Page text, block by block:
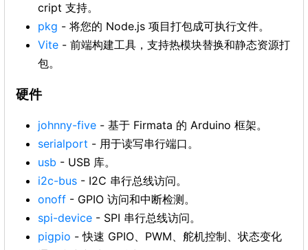
cript 支持。
pkg - 将您的 Node.js 项目打包成可执行文件。
Vite - 前端构建工具，支持热模块替换和静态资源打
包。
硬件
johnny-five - 基于 Firmata 的 Arduino 框架。
serialport - 用于读写串行端口。
usb - USB 库。
i2c-bus - I2C 串行总线访问。
onoff - GPIO 访问和中断检测。
spi-device - SPI 串行总线访问。
pigpio - 快速 GPIO、PWM、舵机控制、状态变化